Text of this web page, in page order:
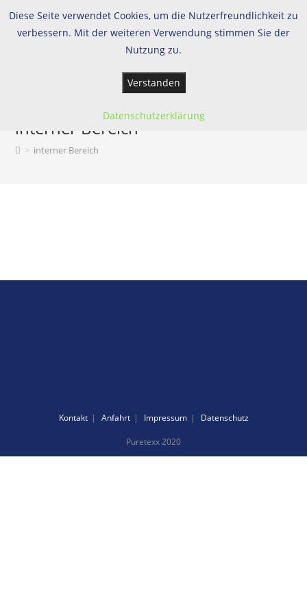
interner Bereich
> interner Bereich
Kontakt Anfahrt Impressum Datenschutz
Puretexx 2020
Diese Seite verwendet Cookies, um die Nutzerfreundlichkeit zu
verbessern. Mit der weiteren Verwendung stimmen Sie der
Nutzung zu.
Verstanden
Datenschutzerklärung